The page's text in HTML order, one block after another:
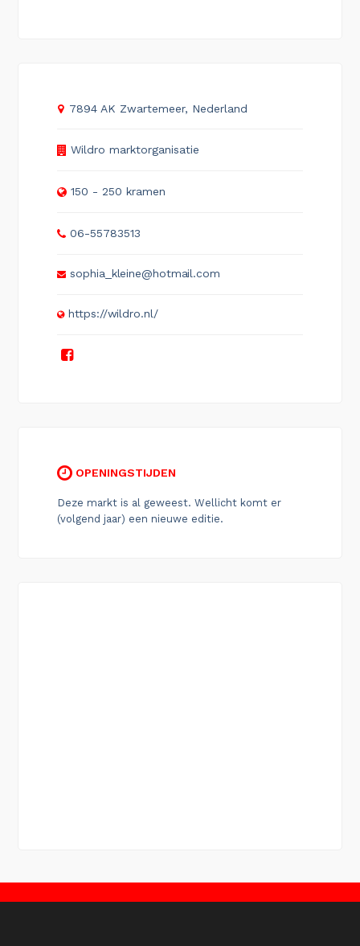
7894 AK Zwartemeer, Nederland
Wildro marktorganisatie
150 - 250 kramen
06-55783513
sophia_kleine@hotmail.com
https://wildro.nl/
OPENINGSTIJDEN
Deze markt is al geweest. Wellicht komt er
(volgend jaar) een nieuwe editie.